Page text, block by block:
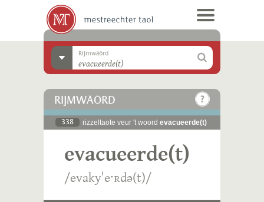
Rijmwäörd
RIJMWÄÖRD
338 rizzeltaote veur 't woord evacueerde(t)
evacueerde(t)
/evakyˈeˑʀdə(t)/